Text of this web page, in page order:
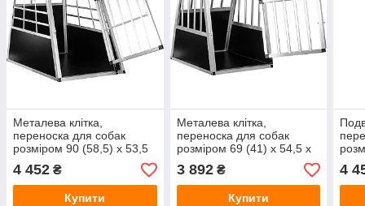
Металева клітка,
переноска для собак
розміром 90 (58,5) х 53,5
х 70 см
4 452 ₴
Купити
Металева клітка,
переноска для собак
розміром 69 (41) х 54,5 х
62 см
3 892₴
Купити
см
4